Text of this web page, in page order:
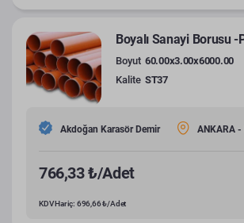
Boyalı Sanayi Borusu
Boyut 60.00x3.00x6000.00
Kalite ST37
Akdoğan Karasör Demir ANKARA -
766,33 ₺/Adet
KDV Hariç: 696,66 ₺/Adet